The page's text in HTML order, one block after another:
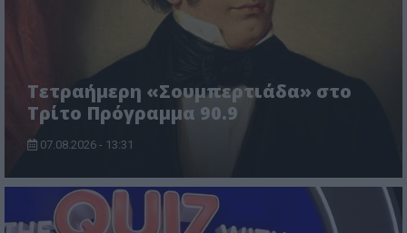
Τετραήμερη «Σουμπερτιάδα» στο
Τρίτο Πρόγραμμα 90.9
07.08.2026 - 13:31